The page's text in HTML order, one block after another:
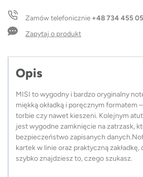
A6
Zamów telefonicznie +48 734 455
Zapytaj o produkt
Opis
MISI to wygodny i bardzo oryginalny
miękką okładką i poręcznym formatem
torbie czy nawet kieszeni. Kolejnym
jest wygodne zamknięcie na zatrzask,
bezpieczeństwo zapisanych
kartek w linie oraz praktyczną
szybko znajdziesz to, czego szukasz.